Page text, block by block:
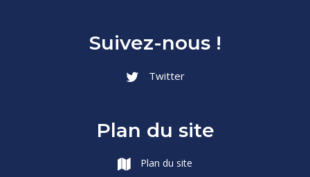
Suivez-nous !
Twitter
Plan du site
Plan du site